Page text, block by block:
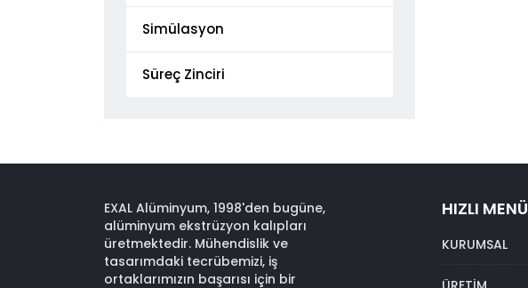
Simülasyon
Süreç Zinciri
EXAL Alüminyum, 1998'den bugüne,
alüminyum ekstrüzyon kalıpları
üretmektedir. Mühendislik ve
tasarımdaki tecrübemizi, iş
ortaklarımızın başarısı için bir
HIZLI MENÜ
KURUMSAL